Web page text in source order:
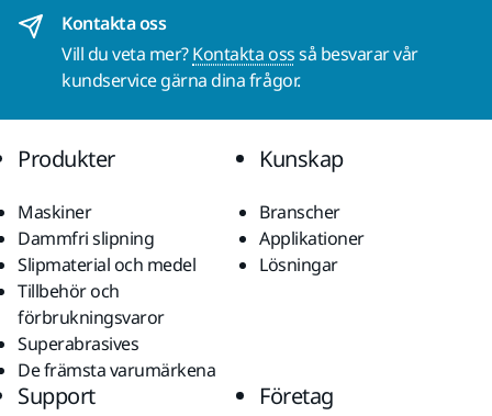
Kontakta oss
Vill du veta mer?Kontakta ossså besvarar vår
kundservice gärna dina frågor.
Produkter
Maskiner
Dammfri slipning
Slipmaterial och medel
Tillbehör och
förbrukningsvaror
Superabrasives
De främsta varumärkena
Kunskap
Branscher
Applikationer
Lösningar
Support Företag